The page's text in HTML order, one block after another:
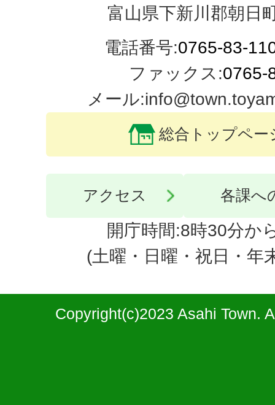
富山県下新川郡朝日
電話番号:0765-83-
ファックス:0765-
メール
総合トップペー
アクセス 各課へ
開庁時間:8時30分か
(土曜・日曜・祝日・年
Copyright(c)2023 Asahi Town.